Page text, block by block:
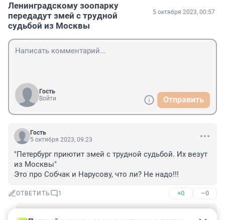
Ленинградскому зоопарку
передадут змей с трудной
судьбой из Москвы
5 октября 2023, 00:57
Гость
Войти
Отправить
Гость
5 октября 2023, 09:23
"Петербург приютит змей с трудной судьбой. Их везут
из Москвы"
Это про Собчак и Нарусову, что ли? Не надо!!!
ОТВЕТИТЬ 1 +0 –0